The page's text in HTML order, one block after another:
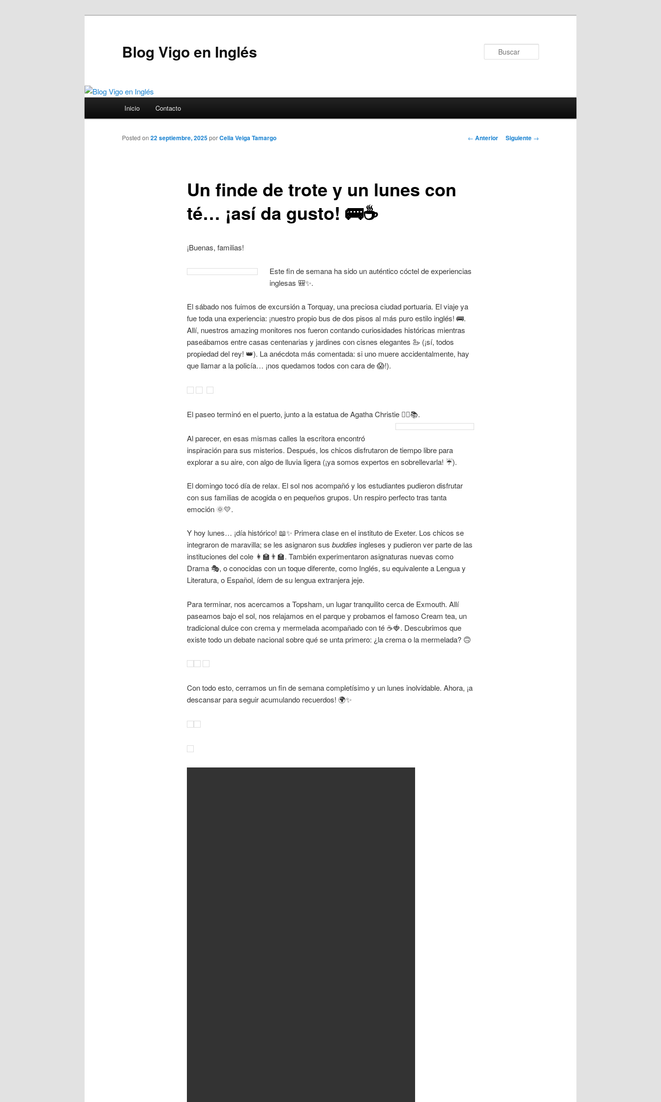
Blog Vigo en Inglés
Ir al contenido principal
Inicio Contacto
Navegador de
← Anterior Siguiente →
Un finde de trote y un lunes con
té… ¡así da gusto! 🚌☕
Posted on 22 septiembre, 2025porCelia Veiga Tamargo
¡Buenas, familias!
Este fin de semana ha sido un auténtico cóctel de experiencias
inglesas 🎒✨.
El sábado nos fuimos de excursión a Torquay, una preciosa ciudad portuaria. El viaje ya
fue toda una experiencia: ¡nuestro propio bus de dos pisos al más puro estilo inglés! 🚌.
Allí, nuestros amazing monitores nos fueron contando curiosidades históricas mientras
paseábamos entre casas centenarias y jardines con cisnes elegantes 🦢 (¡sí, todos
propiedad del rey! 👑). La anécdota más comentada: si uno muere accidentalmente, hay
que llamar a la policía… ¡nos quedamos todos con cara de 😱!).
El paseo terminó en el puerto, junto a la estatua de Agatha Christie 🕵️‍♀️📚.
Al parecer, en esas mismas calles la escritora encontró
inspiración para sus misterios. Después, los chicos disfrutaron de tiempo libre para
explorar a su aire, con algo de lluvia ligera (¡ya somos expertos en sobrellevarla! ☔️).
El domingo tocó día de relax. El sol nos acompañó y los estudiantes pudieron disfrutar
con sus familias de acogida o en pequeños grupos. Un respiro perfecto tras tanta
emoción 🌞💛.
Y hoy lunes… ¡día histórico! 📖✨ Primera clase en el instituto de Exeter. Los chicos se
integraron de maravilla; se les asignaron sus buddies ingleses y pudieron ver parte de las
instituciones del cole 👩‍🏫👨‍🏫. También experimentaron asignaturas nuevas como
Drama 🎭, o conocidas con un toque diferente, como Inglés, su equivalente a Lengua y
Literatura, o Español, ídem de su lengua extranjera jeje.
Para terminar, nos acercamos a Topsham, un lugar tranquilito cerca de Exmouth. Allí
paseamos bajo el sol, nos relajamos en el parque y probamos el famoso Cream tea, un
tradicional dulce con crema y mermelada acompañado con té ☕🍓. Descubrimos que
existe todo un debate nacional sobre qué se unta primero: ¿la crema o la mermelada? 🙃
Con todo esto, cerramos un fin de semana completísimo y un lunes inolvidable. Ahora, ¡a
descansar para seguir acumulando recuerdos! 🌍✨